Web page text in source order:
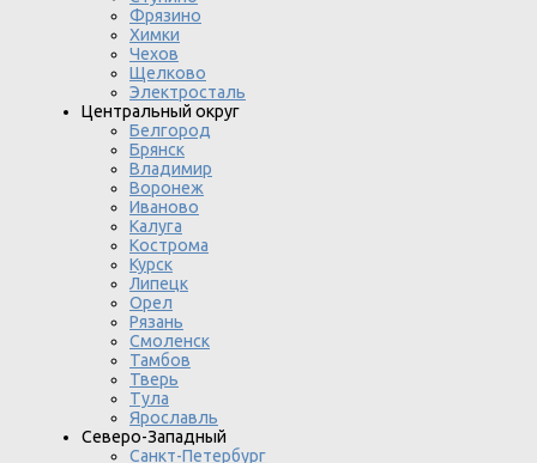
Фрязино
Химки
Чехов
Щелково
Электросталь
Центральный округ
Белгород
Брянск
Владимир
Воронеж
Иваново
Калуга
Кострома
Курск
Липецк
Орел
Рязань
Смоленск
Тамбов
Тверь
Тула
Ярославль
Северо-Западный
Санкт-Петербург